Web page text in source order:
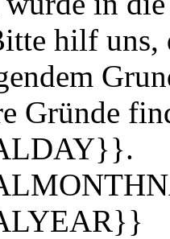
hilf uns,
Gründe